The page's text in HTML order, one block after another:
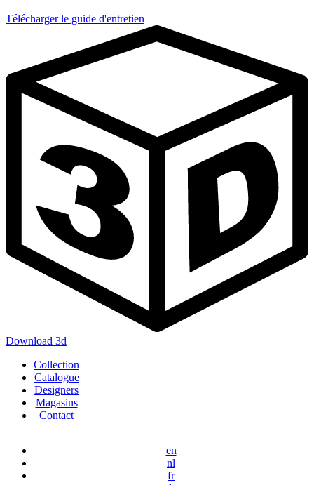
Télécharger le guide d'entretien
Download 3d
Main
navigation
Collection
Catalogue
Designers
Magasins
Contact
en
nl
fr